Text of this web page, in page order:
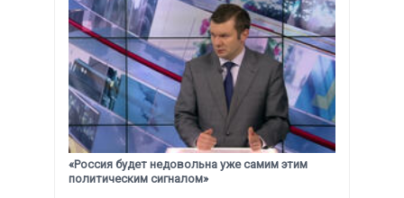
«Россия будет недовольна уже самим этим
политическим сигналом»